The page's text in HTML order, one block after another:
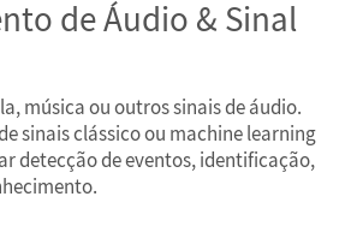
de Áudio & Sinal
música ou outros sinais de áudio.
sinais clássico ou machine learning
detecção de eventos, identificação,